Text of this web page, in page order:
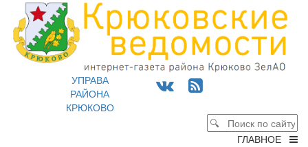
УПРАВА
РАЙОНА
КРЮКОВО
ГЛАВНОЕ